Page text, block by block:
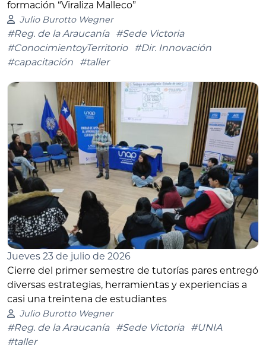
formación “Viraliza Malleco”
Julio Burotto Wegner
#Reg. de la Araucanía
#Sede Victoria
#ConocimientoyTerritorio
#Dir. Innovación
#capacitación
#taller
Jueves 23 de julio de 2026
Cierre del primer semestre de tutorías pares entregó
diversas estrategias, herramientas y experiencias a
casi una treintena de estudiantes
Julio Burotto Wegner
#Reg. de la Araucanía #Sede Victoria
#UNIA
#taller